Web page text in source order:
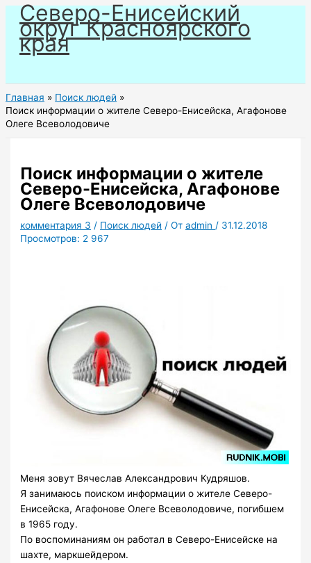
Перейти
содержимому
Северо-Енисейский
округ Красноярского
края
Главная
Поиск людей
Поиск информации о жителе Северо-Енисейска, Агафонове
Олеге Всеволодовиче
Поиск информации о жителе
Северо-Енисейска, Агафонове
Олеге Всеволодовиче
комментария 3 / Поиск людей / Отadmin / 31.12.2018
Просмотров: 2 967
Меня зовут Вячеслав Александрович Кудряшов.
Я занимаюсь поиском информации о жителе Северо-
Енисейска, Агафонове Олеге Всеволодовиче, погибшем
в 1965 году.
По воспоминаниям он работал в Северо-Енисейске на
шахте, маркшейдером.